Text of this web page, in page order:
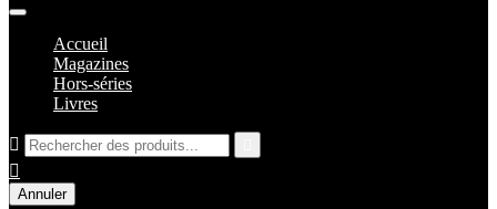
Accueil
Magazines
Hors-séries
Livres


Annuler